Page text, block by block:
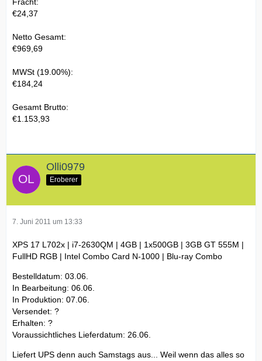
€24,37
Netto Gesamt:
€969,69
MWSt (19.00%):
€184,24
Gesamt Brutto:
€1.153,93
Olli0979
Eroberer
7. Juni 2011 um 13:33
XPS 17 L702x | i7-2630QM | 4GB | 1x500GB | 3GB GT 555M |
FullHD RGB | Intel Combo Card N-1000 | Blu-ray Combo
Bestelldatum: 03.06.
In Bearbeitung: 06.06.
In Produktion: 07.06.
Versendet: ?
Erhalten: ?
Voraussichtliches Lieferdatum: 26.06.
Liefert UPS denn auch Samstags aus... Weil wenn das alles so